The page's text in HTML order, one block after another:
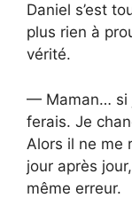
Daniel s’est
plus rien à
vérité.
— Maman… si
ferais. Je
Alors il ne me
jour après
même erreur.